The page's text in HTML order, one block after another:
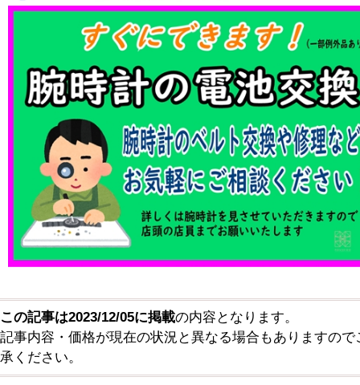
この記事は2023/12/05に掲載の内容となります。
記事内容・価格が現在の状況と異なる場合もありますので
承ください。